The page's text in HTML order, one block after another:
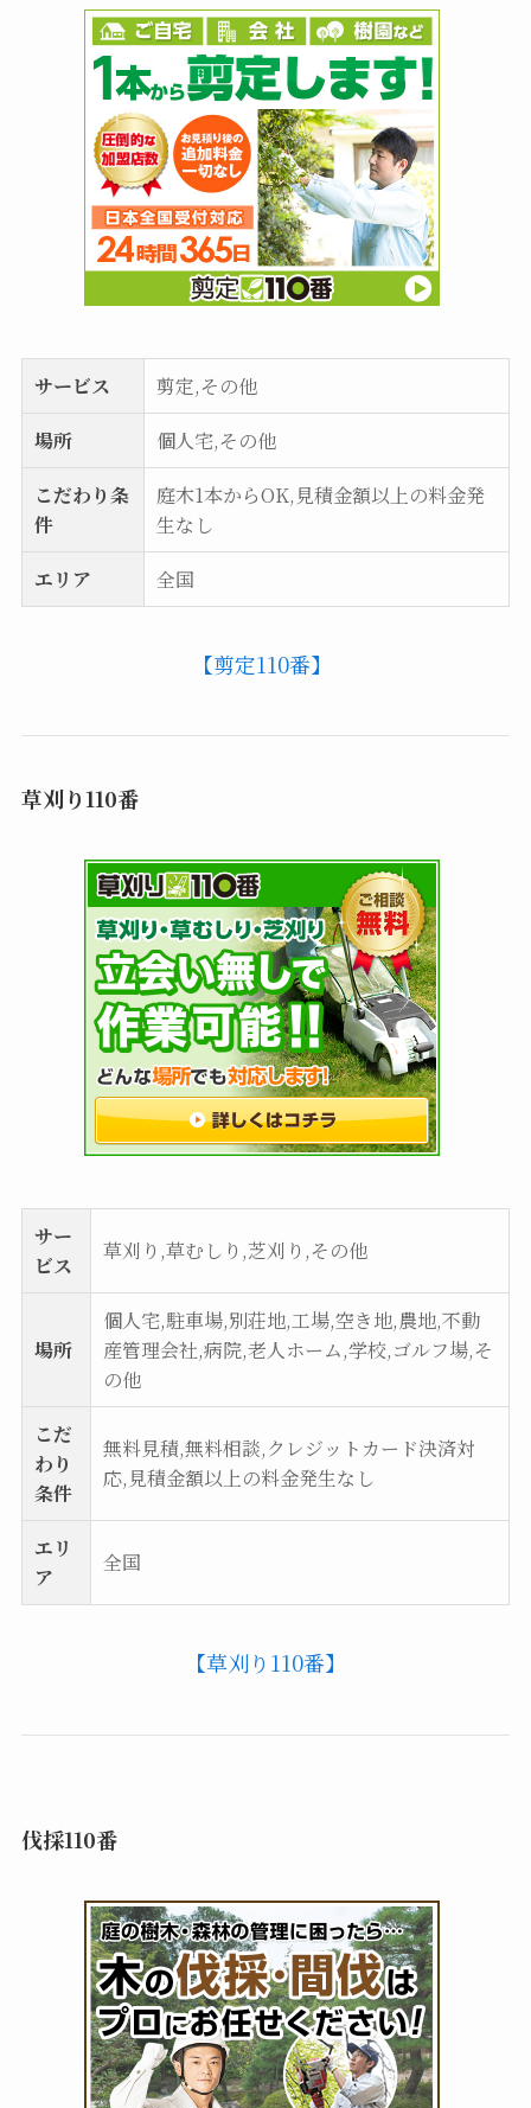
サービス
剪定,その他
場所
個人宅,その他
こだわり条
件
庭木1本からOK,見積金額以上の料金発
生なし
エリア
全国
【剪定110番】
草刈り110番
サー
ビス
草刈り,草むしり,芝刈り,その他
場所
個人宅,駐車場,別荘地,工場,空き地,農地,不動
産管理会社,病院,老人ホーム,学校,ゴルフ場,そ
の他
こだ
わり
条件
無料見積,無料相談,クレジットカード決済対
応,見積金額以上の料金発生なし
エリ
ア
全国
【草刈り110番】
伐採110番